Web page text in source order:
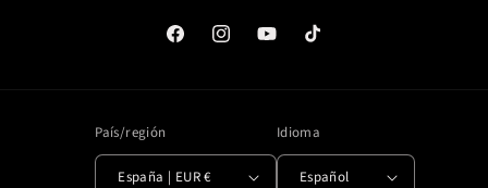
FacebookInstagramYouTubeTikTok
País/región
España | EUR €
Idioma
Español